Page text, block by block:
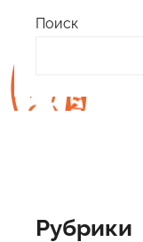
Поиск
Рубрики